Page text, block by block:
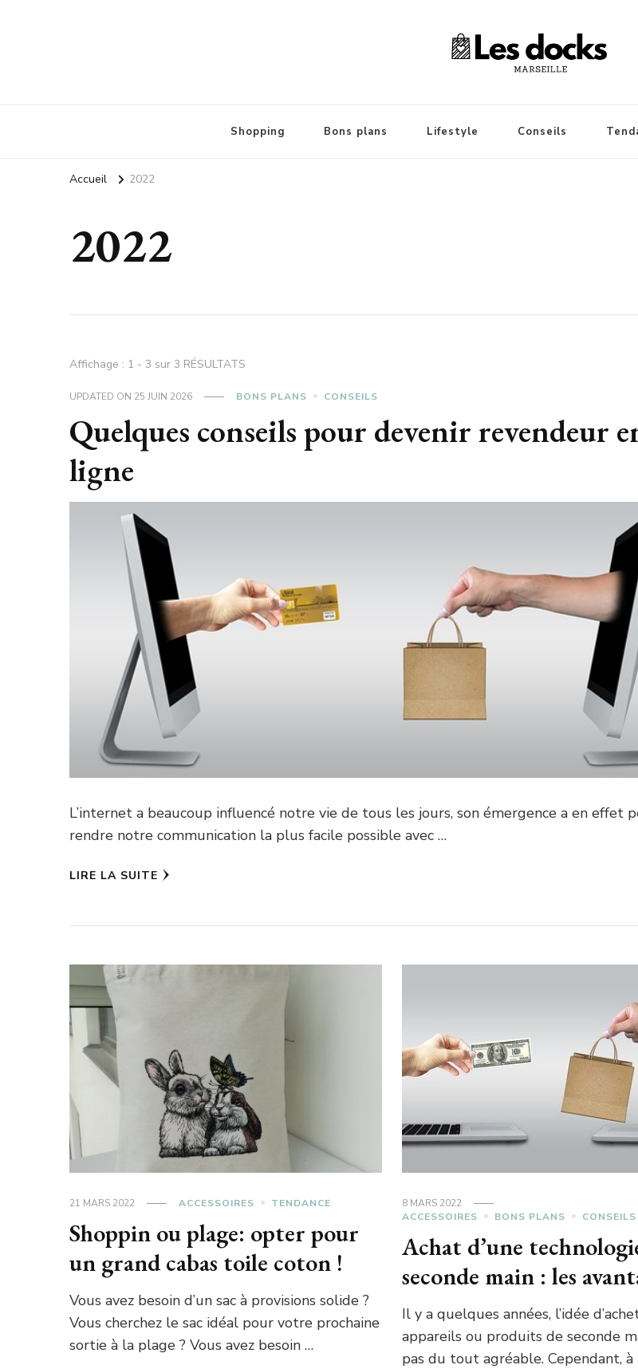
Shopping Bons plans Lifestyle Conseils
Accueil 2022
2022
Affichage : 1 - 3 sur 3 RÉSULTATS
UPDATED ON 25 JUIN 2026 BONS PLANS CONSEILS
Quelques conseils pour devenir revendeur
ligne
L’internet a beaucoup influencé notre vie de tous les jours, son émergence a en effet
rendre notre communication la plus facile possible avec …
LIRE LA SUITE
21 MARS 2022 ACCESSOIRES TENDANCE
Shoppin ou plage: opter pour
un grand cabas toile coton !
Vous avez besoin d’un sac à provisions solide ?
Vous cherchez le sac idéal pour votre prochaine
sortie à la plage ? Vous avez besoin …
8 MARS 2022
ACCESSOIRES
BONS PLANS CONSEILS
Achat d’une
seconde main : les
Il y a quelques années, l’idée
appareils ou produits de seconde
pas du tout agréable. Cependant,